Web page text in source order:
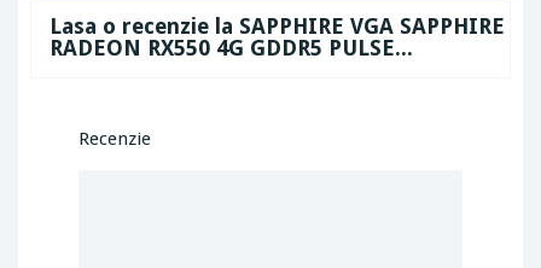
Lasa o recenzie la SAPPHIRE VGA SAPPHIRE
RADEON RX550 4G GDDR5 PULSE...
Recenzie